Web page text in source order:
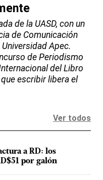
de la UASD, con un
de Comunicación
Apec.
de Periodismo
del Libro
escribir libera el
Ver todos
a RD: los
por galón